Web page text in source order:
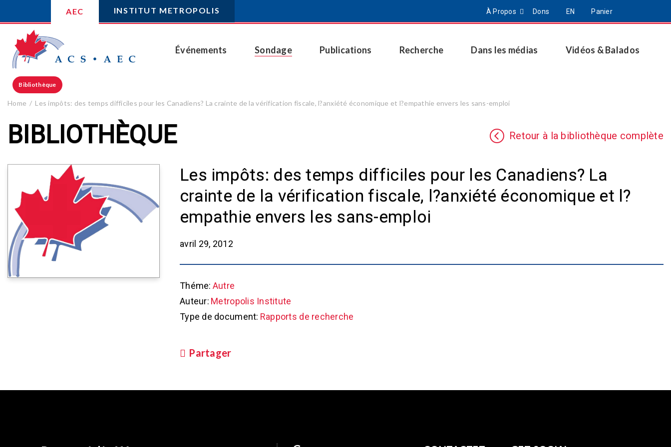
AEC INSTITUT METROPOLIS À Propos Dons EN Panier
Événements Sondage Publications Recherche Dans les médias Vidéos & Balados
Bibliothèque
Home Les impôts: des temps difficiles pour les Canadiens? La crainte de la vérification fiscale, l?anxiété économique et l?empathie envers les sans-emploi
BIBLIOTHÈQUE Retour à la bibliothèque complète
Les impôts: des temps difficiles pour les Canadiens? La
crainte de la vérification fiscale, l?anxiété économique et l?
empathie envers les sans-emploi
avril 29, 2012
Théme: Autre
Auteur: Metropolis Institute
Type de document: Rapports de recherche
Partager